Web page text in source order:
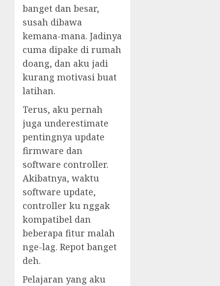
banget dan besar,
susah dibawa
kemana-mana. Jadinya
cuma dipake di rumah
doang, dan aku jadi
kurang motivasi buat
latihan.
Terus, aku pernah
juga underestimate
pentingnya update
firmware dan
software controller.
Akibatnya, waktu
software update,
controller ku nggak
kompatibel dan
beberapa fitur malah
nge-lag. Repot banget
deh.
Pelajaran yang aku